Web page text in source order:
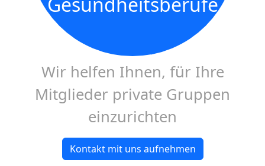
Wir helfen Ihnen, für Ihre
Mitglieder private Gruppen
einzurichten
Kontakt mit uns aufnehmen